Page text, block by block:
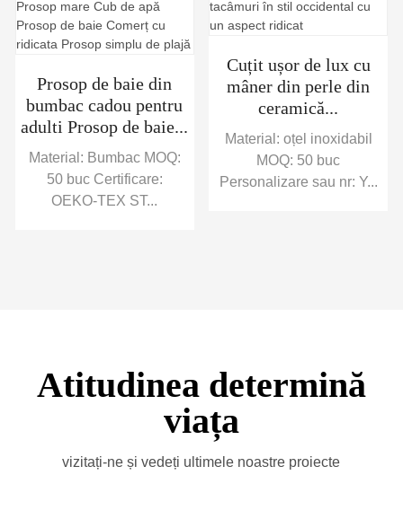
Prosop de baie din
bumbac cadou pentru
adulti Prosop de baie...
Material: Bumbac MOQ:
50 buc Certificare:
OEKO-TEX ST...
Cuțit ușor de lux cu
mâner din perle din
ceramică...
Material: oțel inoxidabil
MOQ: 50 buc
Personalizare sau nr: Y...
Atitudinea determină
viața
vizitați-ne și vedeți ultimele noastre proiecte